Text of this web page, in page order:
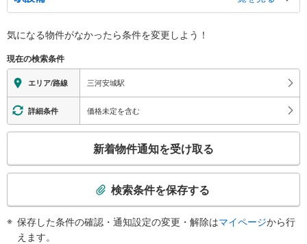
※段差なしでの移動経路
地上⇔改札⇔ホーム：○
エレベータ
［新幹線］
・各ホーム⇔改札
［在来線］
・各ホーム⇔改札
エスカレータ
［新幹線］
トイレ
［新幹線］［在来線］
《多機能トイレ》
気になる物件がなかったら条件を変更しよう！
現在の検索条件
エリア/路線 三河安城駅
詳細条件 価格未定を含む
検
新着物件通知を受け取る
検索条件を保存する
保存した条件の確認・通知設定の変更・解除はマイページから行
えます。